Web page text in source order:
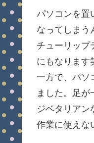
パソコンを置
なってしまう
チューリップ
にもなります
一方で、パソ
ました。足が
ジベタリアン
作業に使え